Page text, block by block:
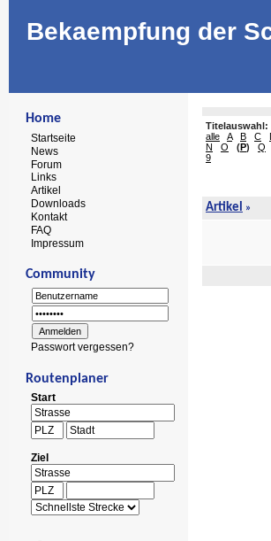
Bekaempfung der
Home
Startseite
News
Forum
Links
Artikel
Downloads
Kontakt
FAQ
Impressum
Community
Passwort vergessen?
Routenplaner
Start
Ziel
Titelauswahl:
alle
A B C
N
O (P) Q
9
Artikel »